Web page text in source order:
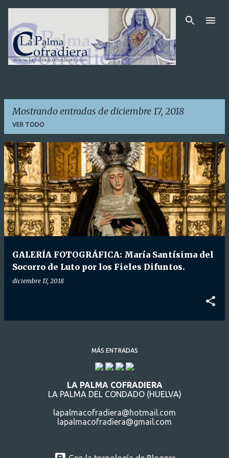
Ir al contenido principal
Mostrando entradas de diciembre 17, 2018
VER TODO
E
n
t
r
a
d
GALERÍA FOTOGRÁFICA: María Santísima del
Socorro de Luto por los Fieles Difuntos.
diciembre 17, 2018
MÁS ENTRADAS
LA PALMA COFRADIERA
LA PALMA DEL CONDADO (HUELVA)
lapalmacofradiera@hotmail.com
lapalmacofradiera@gmail.com